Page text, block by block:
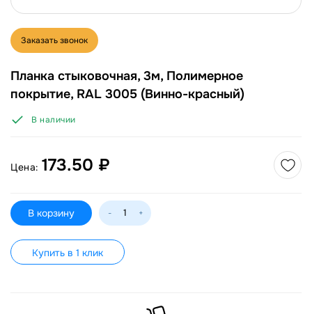
Заказать звонок
Планка стыковочная, 3м, Полимерное
покрытие, RAL 3005 (Винно-красный)
В наличии
Цена: 173.50 ₽
В корзину - +
Купить в 1 клик